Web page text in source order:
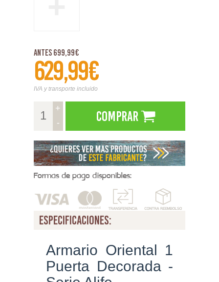
Antes 699,99€
629,99€
IVA y transporte incluido
+
-
Comprar
Formas de pago disponibles:
especificaciones:
Armario Oriental 1
Puerta Decorada -